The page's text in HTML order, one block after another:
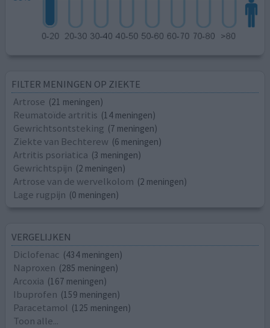
FILTER MENINGEN OP ZIEKTE
Artrose (21 meningen)
Reumatoïde artritis (14 meningen)
Gewrichtsontsteking (7 meningen)
Ziekte van Bechterew (6 meningen)
Artritis psoriatica (3 meningen)
Gewrichtspijn (2 meningen)
Artrose van de wervelkolom (2 meningen)
Lage rugpijn (0 meningen)
VERGELIJKEN
Diclofenac (434 meningen)
Naproxen (285 meningen)
Arcoxia (167 meningen)
Ibuprofen (159 meningen)
Paracetamol (125 meningen)
Toon alle...